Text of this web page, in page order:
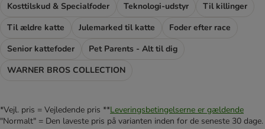
Kosttilskud & Specialfoder
Teknologi-udstyr
Til killinger
Til ældre katte
Julemarked til katte
Foder efter race
Senior kattefoder
Pet Parents - Alt til dig
WARNER BROS COLLECTION
*Vejl. pris = Vejledende pris **Leveringsbetingelserne er gældende
"Normalt" = Den laveste pris på varianten inden for de seneste 30 dage.